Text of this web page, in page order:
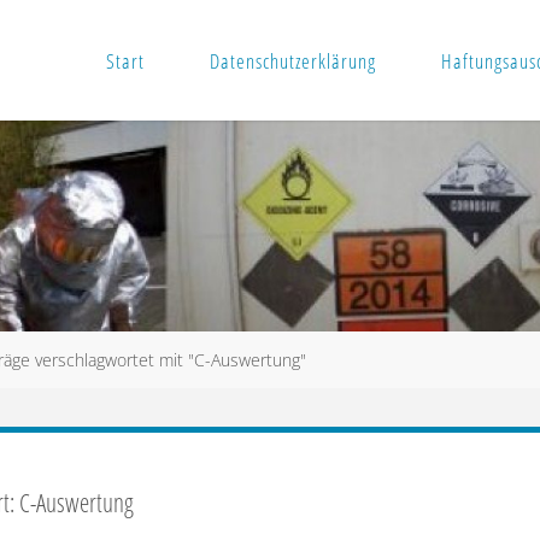
Start Datenschutzerklärung
verschlagwortet mit "C-Auswertung"
C-Auswertung